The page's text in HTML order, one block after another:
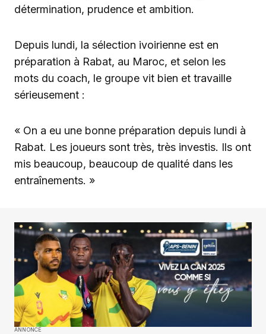
détermination, prudence et ambition.
Depuis lundi, la sélection ivoirienne est en
préparation à Rabat, au Maroc, et selon les
mots du coach, le groupe vit bien et travaille
sérieusement :
« On a eu une bonne préparation depuis lundi à
Rabat. Les joueurs sont très, très investis. Ils ont
mis beaucoup, beaucoup de qualité dans les
entraînements. »
ANNONCE